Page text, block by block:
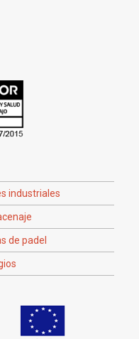
industriales
de padel